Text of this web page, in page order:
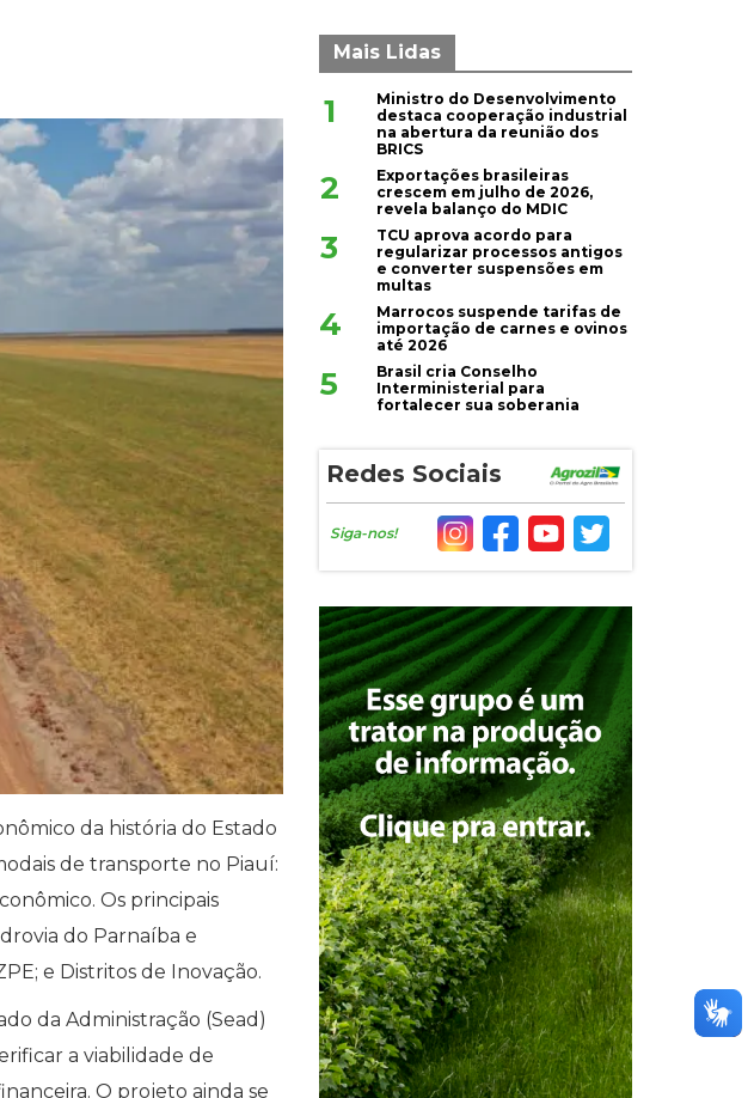
da história do Estado
de transporte no Piauí:
Os principais
do Parnaíba e
e Distritos de Inovação.
da Administração (Sead)
a viabilidade de
O projeto ainda se
Mais Lidas
1
Ministro do Desenvolvimento
destaca cooperação industrial
na abertura da reunião dos
BRICS
2
Exportações brasileiras
crescem em julho de 2026,
revela balanço do MDIC
3
TCU aprova acordo para
regularizar processos antigos
e converter suspensões em
multas
4
Marrocos suspende tarifas de
importação de carnes e ovinos
até 2026
5
Brasil cria Conselho
Interministerial para
fortalecer sua soberania
Redes Sociais
Siga-nos!